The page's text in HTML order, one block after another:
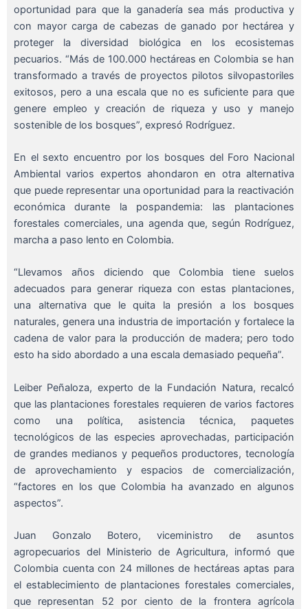
oportunidad para que la ganadería sea más productiva y
con mayor carga de cabezas de ganado por hectárea y
proteger la diversidad biológica en los ecosistemas
pecuarios. “Más de 100.000 hectáreas en Colombia se han
transformado a través de proyectos pilotos silvopastoriles
exitosos, pero a una escala que no es suficiente para que
genere empleo y creación de riqueza y uso y manejo
sostenible de los bosques”, expresó Rodríguez.
En el sexto encuentro por los bosques del Foro Nacional
Ambiental varios expertos ahondaron en otra alternativa
que puede representar una oportunidad para la reactivación
económica durante la pospandemia: las plantaciones
forestales comerciales, una agenda que, según Rodríguez,
marcha a paso lento en Colombia.
“Llevamos años diciendo que Colombia tiene suelos
adecuados para generar riqueza con estas plantaciones,
una alternativa que le quita la presión a los bosques
naturales, genera una industria de importación y fortalece la
cadena de valor para la producción de madera; pero todo
esto ha sido abordado a una escala demasiado pequeña”.
Leiber Peñaloza, experto de la Fundación Natura, recalcó
que las plantaciones forestales requieren de varios factores
como una política, asistencia técnica, paquetes
tecnológicos de las especies aprovechadas, participación
de grandes medianos y pequeños productores, tecnología
de aprovechamiento y espacios de comercialización,
“factores en los que Colombia ha avanzado en algunos
aspectos”.
Juan Gonzalo Botero, viceministro de asuntos
agropecuarios del Ministerio de Agricultura, informó que
Colombia cuenta con 24 millones de hectáreas aptas para
el establecimiento de plantaciones forestales comerciales,
que representan 52 por ciento de la frontera agrícola